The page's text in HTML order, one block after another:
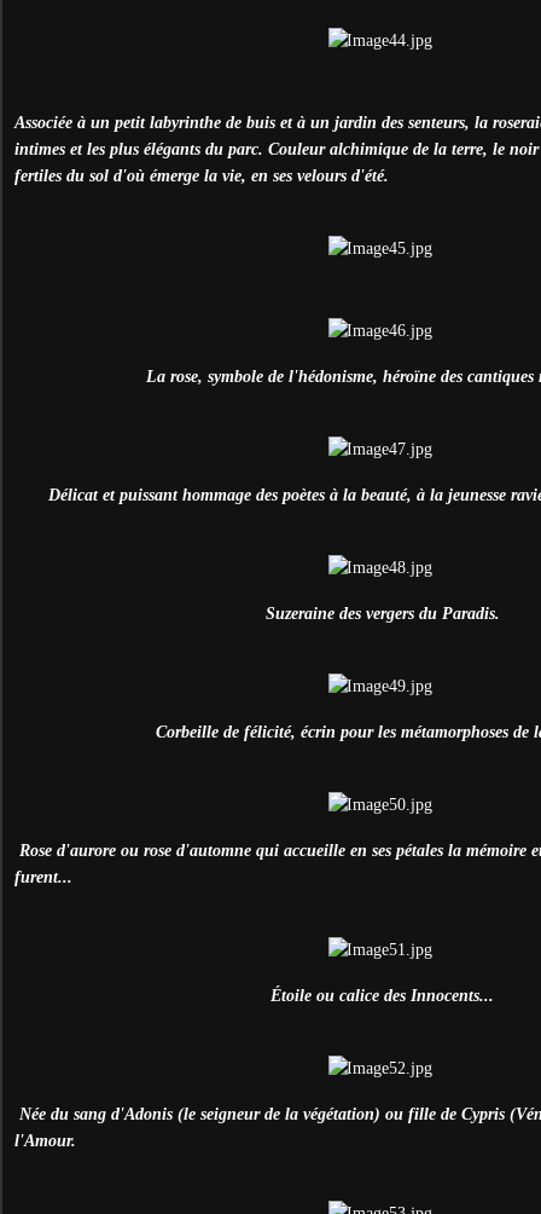
Associée à un petit labyrinthe de buis et à un jardin des senteurs, la
intimes et les plus élégants du parc. Couleur alchimique de la terre, le
fertiles du sol d'où émerge la vie, en ses velours d'été.
La rose, symbole de l'hédonisme, héroïne des cantiques
Délicat et puissant hommage des poètes à la beauté, à la jeunesse
Suzeraine des vergers du Paradis.
Corbeille de félicité, écrin pour les métamorphoses de
Rose d'aurore ou rose d'automne qui accueille en ses pétales la mémoire
furent...
Étoile ou calice des Innocents...
Née du sang d'Adonis (le seigneur de la végétation) ou fille de Cypris
l'Amour.